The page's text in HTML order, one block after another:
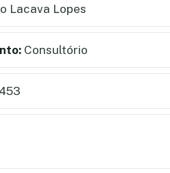
Lacava Lopes
Consultório